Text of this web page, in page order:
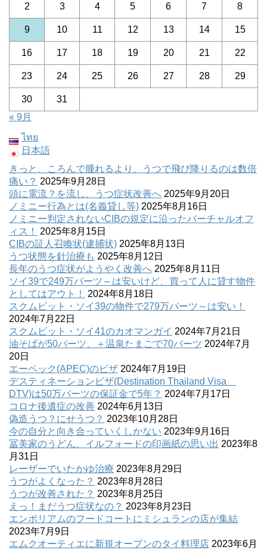
2 3 4 5 6 7 8
9 10 11 12 13 14 15
16 17 18 19 20 21 22
23 24 25 26 27 28 29
30
31
« 9月
ไทย
日本語
きっと、ころんで腫れるより、うつで飛び降りるのは数倍
痛い？ 2025年9月28日
頭に電流？を流し、うつ症状改善へ 2025年9月20日
ノミニー行為とは(名義貸し等) 2025年8月16日
ノミニー判定されないCIBの規定に沿ったバーチャルオフ
ィス！
2025年8月15日
CIBの証人召喚状(逮捕状) 2025年8月13日
うつ状態を針治療も 2025年8月12日
長年のうつ症状がようやく改善へ 2025年8月11日
ソイ39で249万バーツ～は安いけど、買って人に貸す物件
としてはアウト！
2024年8月18日
スクムビット・ソイ39の物件で279万バーツ～は安い！
2024年7月22日
スクムビット・ソイ41のカオマンガイ 2024年7月21日
油そばが50バーツ、＋温泉たまごで70バーツ 2024年7月
20日
エーペック(APEC)のビザ 2024年7月19日
デスティネーションビザ(Destination Thailand Visa
DTV)は50万バーツの保証金で5年？ 2024年7月17日
コロナ後遺症の改善 2024年6月13日
偽造うつ？にせうつ？ 2023年10月28日
今の自分と向き合っていくしかない 2023年9月16日
冨美家のうどん、イルフォードの印画紙の思い出 2023年8
月31日
レーザーでいたかゆ治療 2023年8月29日
うつがよくなった？ 2023年8月28日
うつが改善された？ 2023年8月25日
えっ！まだうつ症状なの？ 2023年8月23日
エンポリアムのフードコートにミシュランの店が集結
2023年7月9日
エムクオーティエに新規オープンのタイ料理店 2023年6月